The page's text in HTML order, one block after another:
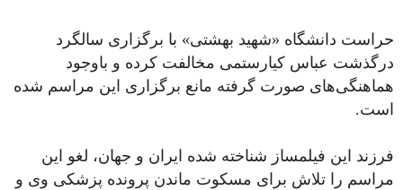
حراست دانشگاه «شهید بهشتی» با برگزاری سالگرد
درگذشت عباس کیارستمی مخالفت کرده و باوجود
هماهنگی‌های صورت گرفته مانع برگزاری این مراسم شده
است.
فرزند این فیلمساز شناخته شده ایران و جهان، لغو این
مراسم را تلاش برای مسکوت ماندن پرونده پزشکی وی و